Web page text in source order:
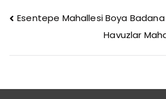
Esentepe Mahallesi Boya Badana
Havuzlar